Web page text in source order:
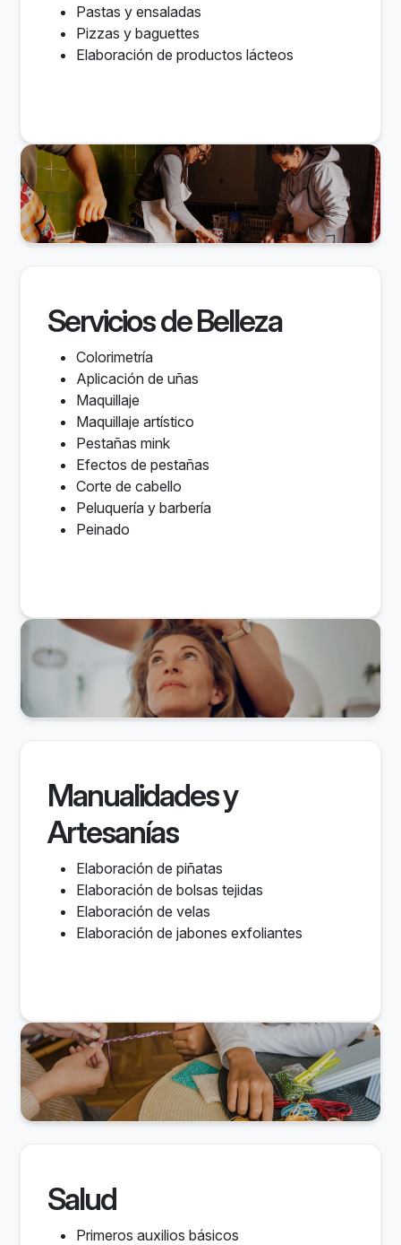
Pastas y ensaladas
Pizzas y baguettes
Elaboración de productos lácteos
Servicios de Belleza
Colorimetría
Aplicación de uñas
Maquillaje
Maquillaje artístico
Pestañas mink
Efectos de pestañas
Corte de cabello
Peluquería y barbería
Peinado
Manualidades y
Artesanías
Elaboración de piñatas
Elaboración de bolsas tejidas
Elaboración de velas
Elaboración de jabones exfoliantes
Salud
Primeros auxilios básicos